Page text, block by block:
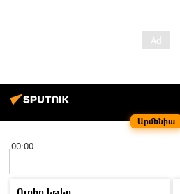
Արմենիա
00:00